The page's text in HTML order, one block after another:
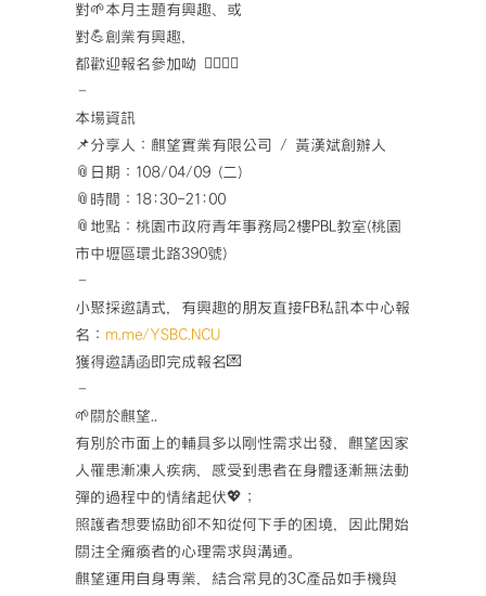
對🌱本月主題有興趣、或
對💪創業有興趣，
都歡迎報名參加呦
🙋‍♀ 🙋‍♂
–
本場資訊
📌分享人：麒望實業有限公司 / 黃漢斌創辦人
📎 日期：108/04/09 (二)
📎 時間：18:30-21:00
📎 地點：桃園市政府青年事務局2樓PBL教室(桃園
市中壢區環北路390號)
–
小聚採邀請式，有興趣的朋友直接FB私訊本中心報
名： m.me/YSBC.NCU
獲得邀請函即完成報名💌
–
🌱 關於麒望..
有別於市面上的輔具多以剛性需求出發，麒望因家
人罹患漸凍人疾病，感受到患者在身體逐漸無法動
彈的過程中的情緒起伏💖 ；
照護者想要協助卻不知從何下手的困境，因此開始
關注全癱瘓者的心理需求與溝通。
麒望運用自身專業，結合常見的3C產品如手機與